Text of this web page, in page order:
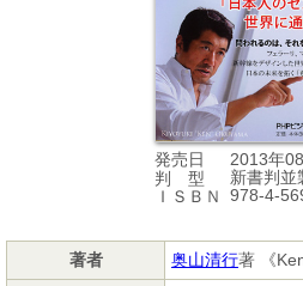
発売日
2013年
判 型
新書判並
ＩＳＢＮ
978-4-
著者 奥山清行著 《